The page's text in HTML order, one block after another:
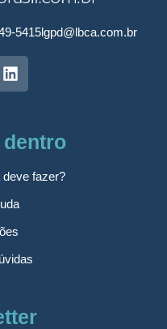
5415lgpd@lbca.com.br
fazer?